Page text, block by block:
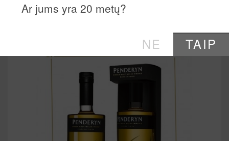
menuAr jums yra 20 metų?
TAIP
NE